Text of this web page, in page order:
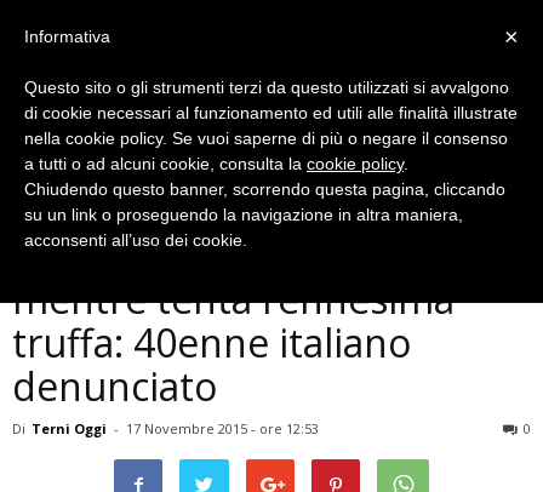
Cronaca
Bloccato in negozio di Terni
mentre tenta l’ennesima
truffa: 40enne italiano
denunciato
Di Terni Oggi - 17 Novembre 2015 - ore 12:53 0
×
Informativa
Questo sito o gli strumenti terzi da questo utilizzati si avvalgono
di cookie necessari al funzionamento ed utili alle finalità illustrate
nella cookie policy. Se vuoi saperne di più o negare il consenso
a tutti o ad alcuni cookie, consulta la cookie policy.
Chiudendo questo banner, scorrendo questa pagina, cliccando
su un link o proseguendo la navigazione in altra maniera,
acconsenti all’uso dei cookie.